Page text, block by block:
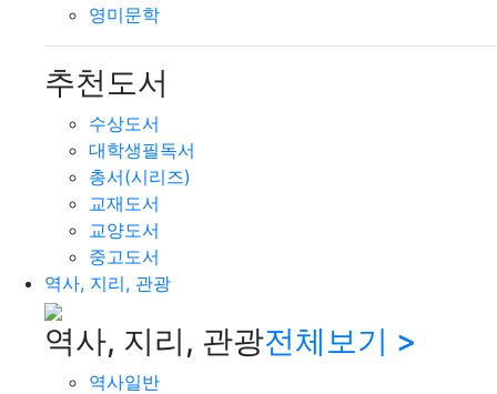
영미문학
추천도서
수상도서
대학생필독서
총서(시리즈)
교재도서
교양도서
중고도서
역사, 지리, 관광
역사, 지리, 관광전체보기 >
역사일반